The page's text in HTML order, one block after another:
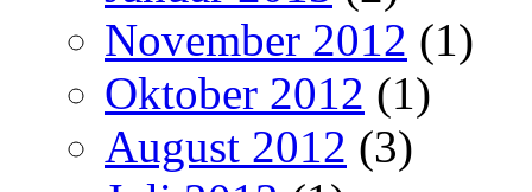
November 2012 (1)
Oktober 2012 (1)
August 2012 (3)